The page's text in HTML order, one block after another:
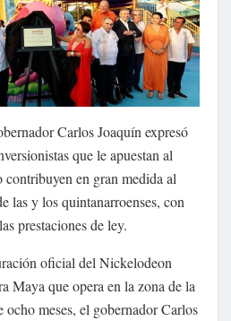
Carlos Joaquín expresó
que le apuestan al
en gran medida al
las y los quintanarroenses, con
prestaciones de ley.
oficial del Nickelodeon
Maya que opera en la zona de la
meses, el gobernador Carlos